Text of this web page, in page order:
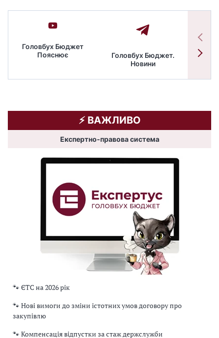
Головбух Бюджет
Пояснює
Головбух Бюджет.
Новини
⚡️ ВАЖЛИВО
Експертно-правова система
🐾 ЄТС на 2026 рік
🐾 Нові вимоги до зміни істотних умов договору про
закупівлю
🐾 Компенсація відпустки за стаж держслужби